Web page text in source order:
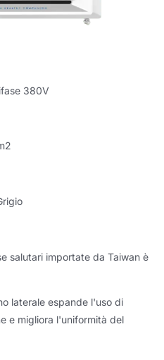
380V
salutari importate da Taiwan è
laterale espande l'uso di
e migliora l'uniformità del